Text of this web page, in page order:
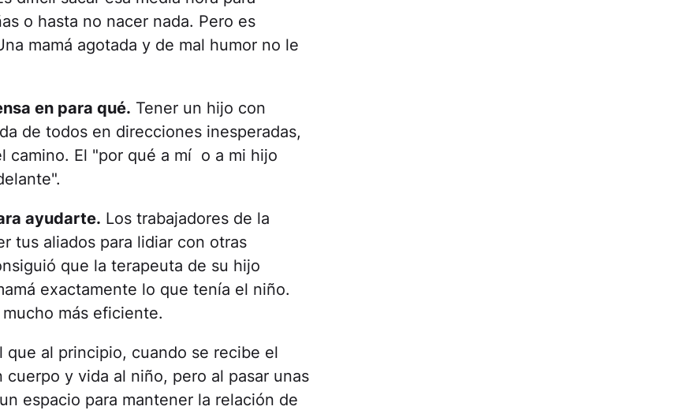
o hasta no nacer nada. Pero es
mamá agotada y de mal humor no le
en para qué. Tener un hijo con
de todos en direcciones inesperadas,
camino. El "por qué a mí o a mi hijo
ayudarte. Los trabajadores de la
tus aliados para lidiar con otras
que la terapeuta de su hijo
exactamente lo que tenía el niño.
más eficiente.
que al principio, cuando se recibe el
y vida al niño, pero al pasar unas
espacio para mantener la relación de